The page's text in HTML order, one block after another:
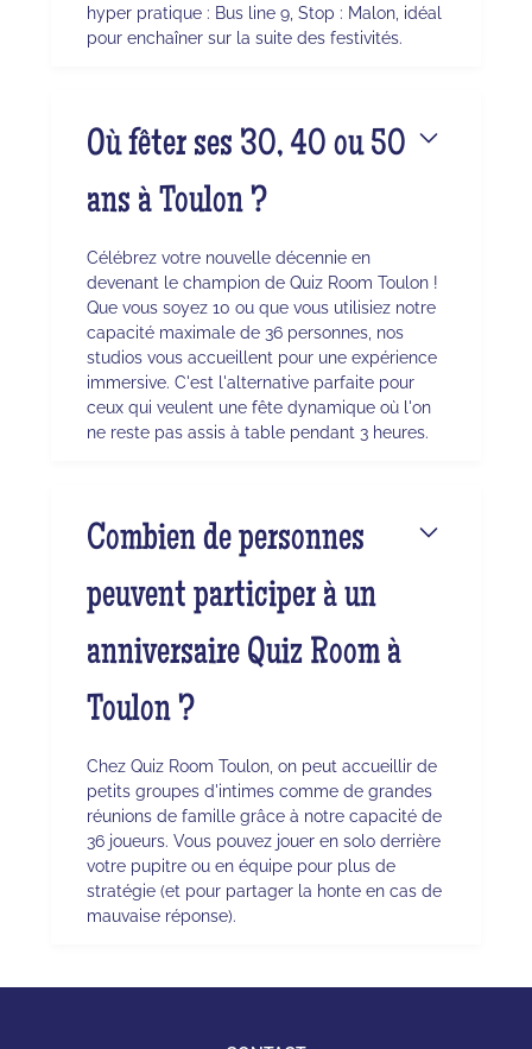
hyper pratique : Bus line 9, Stop : Malon, idéal
pour enchaîner sur la suite des festivités.
Où fêter ses 30, 40 ou 50
ans à Toulon ?
Célébrez votre nouvelle décennie en
devenant le champion de Quiz Room Toulon !
Que vous soyez 10 ou que vous utilisiez notre
capacité maximale de 36 personnes, nos
studios vous accueillent pour une expérience
immersive. C'est l'alternative parfaite pour
ceux qui veulent une fête dynamique où l'on
ne reste pas assis à table pendant 3 heures.
Combien de personnes
peuvent participer à un
anniversaire Quiz Room à
Toulon ?
Chez Quiz Room Toulon, on peut accueillir de
petits groupes d'intimes comme de grandes
réunions de famille grâce à notre capacité de
36 joueurs. Vous pouvez jouer en solo derrière
votre pupitre ou en équipe pour plus de
stratégie (et pour partager la honte en cas de
mauvaise réponse).